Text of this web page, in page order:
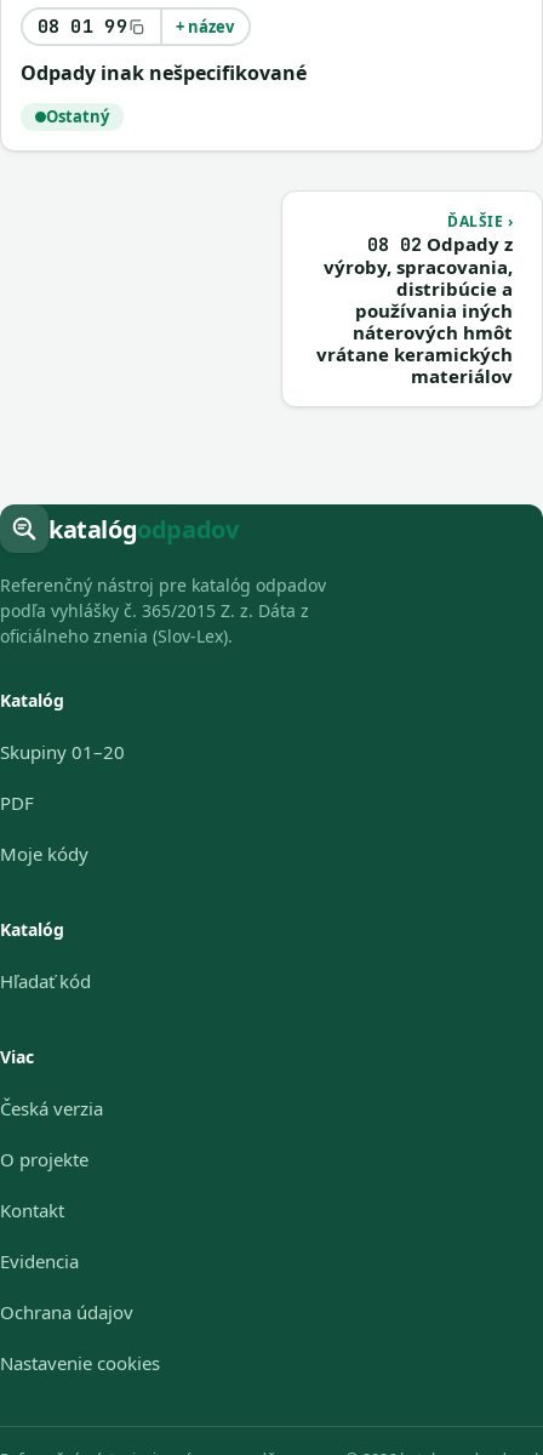
08 01 99 + název
odpady inak nešpecifikované
Ostatný
ĎALŠIE ›
08 02 Odpady z
výroby, spracovania,
distribúcie a
používania iných
náterových hmôt
vrátane keramických
materiálov
katalógodpadov
Referenčný nástroj pre katalóg odpadov
podľa vyhlášky č. 365/2015 Z. z. Dáta z
oficiálneho znenia (Slov-Lex).
Katalóg
Skupiny 01–20
PDF
Moje kódy
Katalóg
Hľadať kód
Viac
Česká verzia
O projekte
Kontakt
Evidencia
Ochrana údajov
Nastavenie cookies